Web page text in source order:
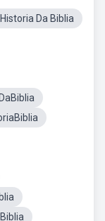
Da Biblia